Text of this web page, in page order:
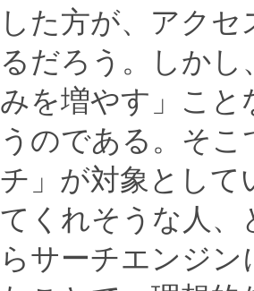
した方が、アク
るだろう。しかし
みを増やす」こと
うのである。そ
チ」が対象として
てくれそうな人、
らサーチエンジ